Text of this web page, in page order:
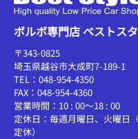
ボルボ専門店 ベストス
〒343-0825
埼玉県越谷市大成町7-189-1
TEL：048-954-4350
FAX：048-954-4360
営業時間：10 : 00～18 : 00
定休日：毎週月曜日、火曜日
定休）